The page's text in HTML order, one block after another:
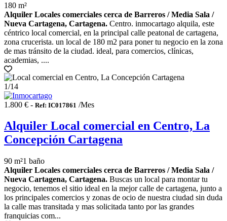
180 m²
Alquiler Locales comerciales cerca de Barreros / Media Sala /
Nueva Cartagena, Cartagena. Centro. inmocartago alquila, este
céntrico local comercial, en la principal calle peatonal de cartagena,
zona crucerista. un local de 180 m2 para poner tu negocio en la zona
de mas tránsito de la ciudad. ideal, para comercios, clínicas,
academias, ....
1/14
1.800 € - Ref: IC017861 /Mes
Alquiler Local comercial en Centro, La
Concepción Cartagena
90 m²1 baño
Alquiler Locales comerciales cerca de Barreros / Media Sala /
Nueva Cartagena, Cartagena. Buscas un local para montar tu
negocio, tenemos el sitio ideal en la mejor calle de cartagena, junto a
los principales comercios y zonas de ocio de nuestra ciudad sin duda
la calle mas transitada y mas solicitada tanto por las grandes
franquicias com...